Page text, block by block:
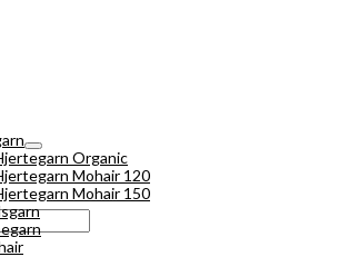
Organic
Mohair 120
Mohair 150